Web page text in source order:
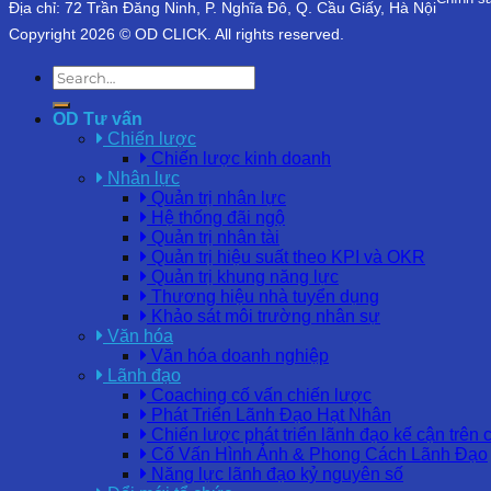
Địa chỉ: 72 Trần Đăng Ninh, P. Nghĩa Đô, Q. Cầu Giấy, Hà Nội
Copyright 2026 © OD CLICK. All rights reserved.
OD Tư vấn
Chiến lược
Chiến lược kinh doanh
Nhân lực
Quản trị nhân lực
Hệ thống đãi ngộ
Quản trị nhân tài
Quản trị hiệu suất theo KPI và OKR
Quản trị khung năng lực
Thương hiệu nhà tuyển dụng
Khảo sát môi trường nhân sự
Văn hóa
Văn hóa doanh nghiệp
Lãnh đạo
Coaching cố vấn chiến lược
Phát Triển Lãnh Đạo Hạt Nhân
Chiến lược phát triển lãnh đạo kế cận trên
Cố Vấn Hình Ảnh & Phong Cách Lãnh Đạo
Năng lực lãnh đạo kỷ nguyên số